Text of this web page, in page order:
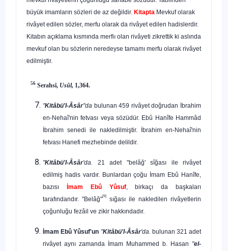
büyük imamların söz­leri de az değildir. Kitapta Mevkuf olarak
rivâyet edilen sözler, merfu ola­rak da rivâyet edilen hadislerdir.
Kitabın açıklama kısmında merfiı olan rivâyeti zikrettik ki aslında
mevkuf olan bu sözlerin neredeyse tamamı merfu olarak rivâyet
edilmiştir.
56 Serahsî, Usûl, 1,364.
"Kitâbü'l-Âsâr"da bulunan 459 rivâyet doğrudan İbrahim
en-Nehaî'nin fetvası veya sözüdür. Ebû Hanîfe Hammâd
İbrahim se­nedi ile nakledilmiştir. İbrahim en-Nehaî'nin
fetvası Hanefi mezhebin­de delildir.
"Kitâbü'l-Âsâr'da. 21 adet "belâğ' sîğası ile rivâyet
edilmiş hadis vardır. Bunlardan çoğu İmam Ebû Hanîfe,
bazısı İmam Ebû Yûsuf, birka­çı da başkaları
tarafındandır. "Belâğ"[9]
sığası ile nakledilen rivâyetlerin
çoğunluğu fezâil ve zikir hakkındadır.
İmam Ebû Yûsuf'un "Kitâbü'l-Âsâr'da. bulunan 321 adet
rivâyet aynı zamanda İmam Muhammed b. Hasan "el-